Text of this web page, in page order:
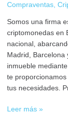
Compraventas,
Somos una firma
criptomonedas en
nacional,
Madrid, Barcelona
inmueble
te
tus necesidades.
Leer más »